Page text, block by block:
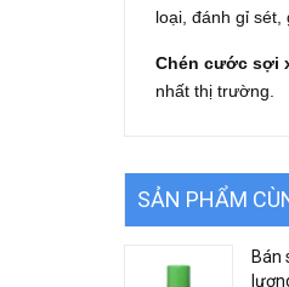
loại, đánh gỉ
Chén cước sợi
nhất thị trường.
SẢN PHẨM
Bán